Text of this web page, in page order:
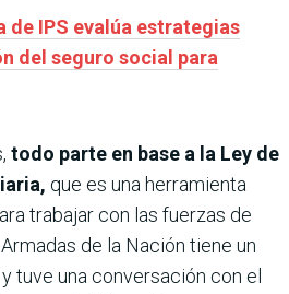
de IPS evalúa estrategias
del seguro social para
todo parte en base a la Ley de
que es una herramienta
trabajar con las fuerzas de
de la Nación tiene un
tuve una conversación con el